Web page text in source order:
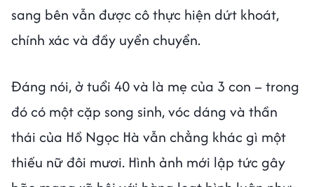
sang bên vẫn được cô thực hiện dứt khoát,
chính xác và đầy uyển chuyển.
Đáng nói, ở tuổi 40 và là mẹ của 3 con – trong
đó có một cặp song sinh, vóc dáng và thần
thái của Hồ Ngọc Hà vẫn chẳng khác gì một
thiếu nữ đôi mươi. Hình ảnh mới lập tức gây